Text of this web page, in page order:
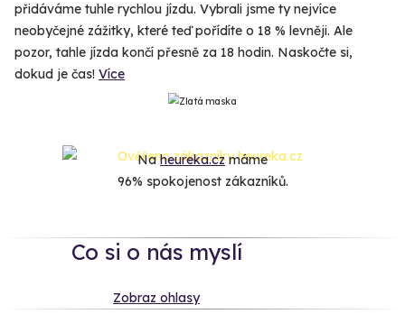
přidáváme tuhle rychlou jízdu. Vybrali jsme ty nejvíce
neobyčejné zážitky, které teď pořídíte o 18 % levněji. Ale
pozor, tahle jízda končí přesně za 18 hodin. Naskočte si,
dokud je čas! Více
Naheureka.czmáme
96% spokojenost zákazníků.
Co si o nás myslí
Zobraz ohlasy